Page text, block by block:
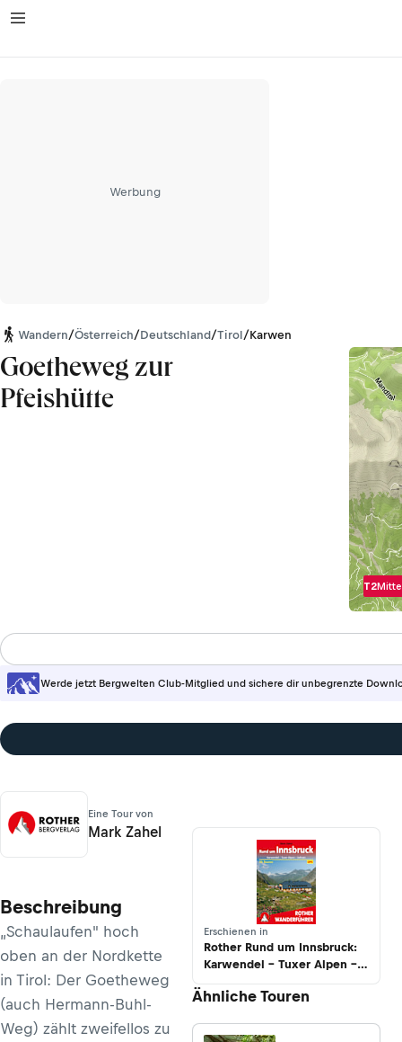
Werbung
Wandern/Österreich/Deutschland/Tirol/Karwendel
Goetheweg zur
Pfeishütte
T2
Werde jetzt Bergwelten Club-Mitglied und sichere dir unbegrenzte
Eine Tour von
Mark Zahel
Beschreibung
„Schaulaufen" hoch
oben an der Nordkette
in Tirol: Der Goetheweg
(auch Hermann-Buhl-
Weg) zählt zweifellos zu
Erschienen in
Rother Rund um Innsbruck:
Karwendel – Tuxer Alpen –
Sellrain
Ähnliche Touren